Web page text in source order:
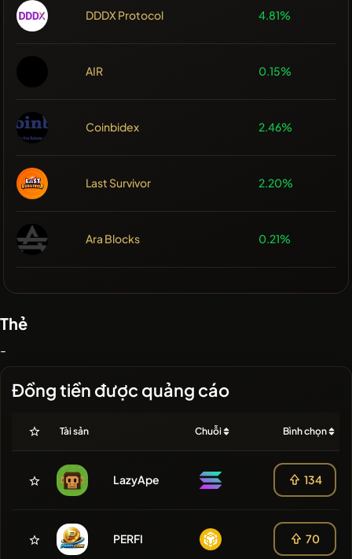
DDDX Protocol 4.81%
AIR 0.15%
Coinbidex 2.46%
Last Survivor 2.20%
Ara Blocks 0.21%
Thẻ
-
Đồng tiền được quảng cáo
Tài sản Chuỗi Bình chọn
LazyApe 134
PERFI 70